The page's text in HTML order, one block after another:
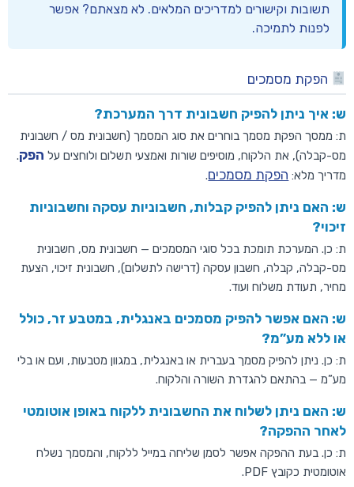
תשובות וקישורים למדריכים המלאים. לא מצאתם? אפשר
לפנות לתמיכה.
הפקת מסמכים
ש: איך ניתן להפיק חשבונית דרך המערכת?
ת: ממסך הפקת מסמך בוחרים את סוג המסמך (חשבונית מס / חשבונית
מס-קבלה), את הלקוח, מוסיפים שורות ואמצעי תשלום ולוחצים על הפק.
מדריך מלא: הפקת מסמכים.
ש: האם ניתן להפיק קבלות, חשבוניות עסקה וחשבוניות
זיכוי?
ת: כן. המערכת תומכת בכל סוגי המסמכים — חשבונית מס, חשבונית
מס-קבלה, קבלה, חשבון עסקה (דרישה לתשלום), חשבונית זיכוי, הצעת
מחיר, תעודת משלוח ועוד.
ש: האם אפשר להפיק מסמכים באנגלית, במטבע זר, כולל
או ללא מע”מ?
ת: כן. ניתן להפיק מסמך בעברית או באנגלית, במגוון מטבעות, ועם או בלי
מע”מ — בהתאם להגדרת השורה והלקוח.
ש: האם ניתן לשלוח את החשבונית ללקוח באופן אוטומטי
לאחר ההפקה?
ת: כן. בעת ההפקה אפשר לסמן שליחה במייל ללקוח, והמסמך נשלח
אוטומטית כקובץ PDF.